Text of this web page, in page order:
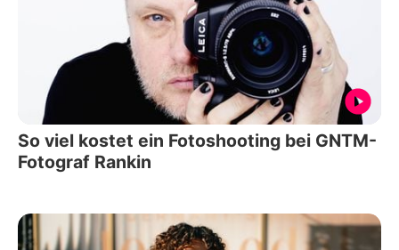
So viel kostet ein Fotoshooting bei GNTM-
Fotograf Rankin